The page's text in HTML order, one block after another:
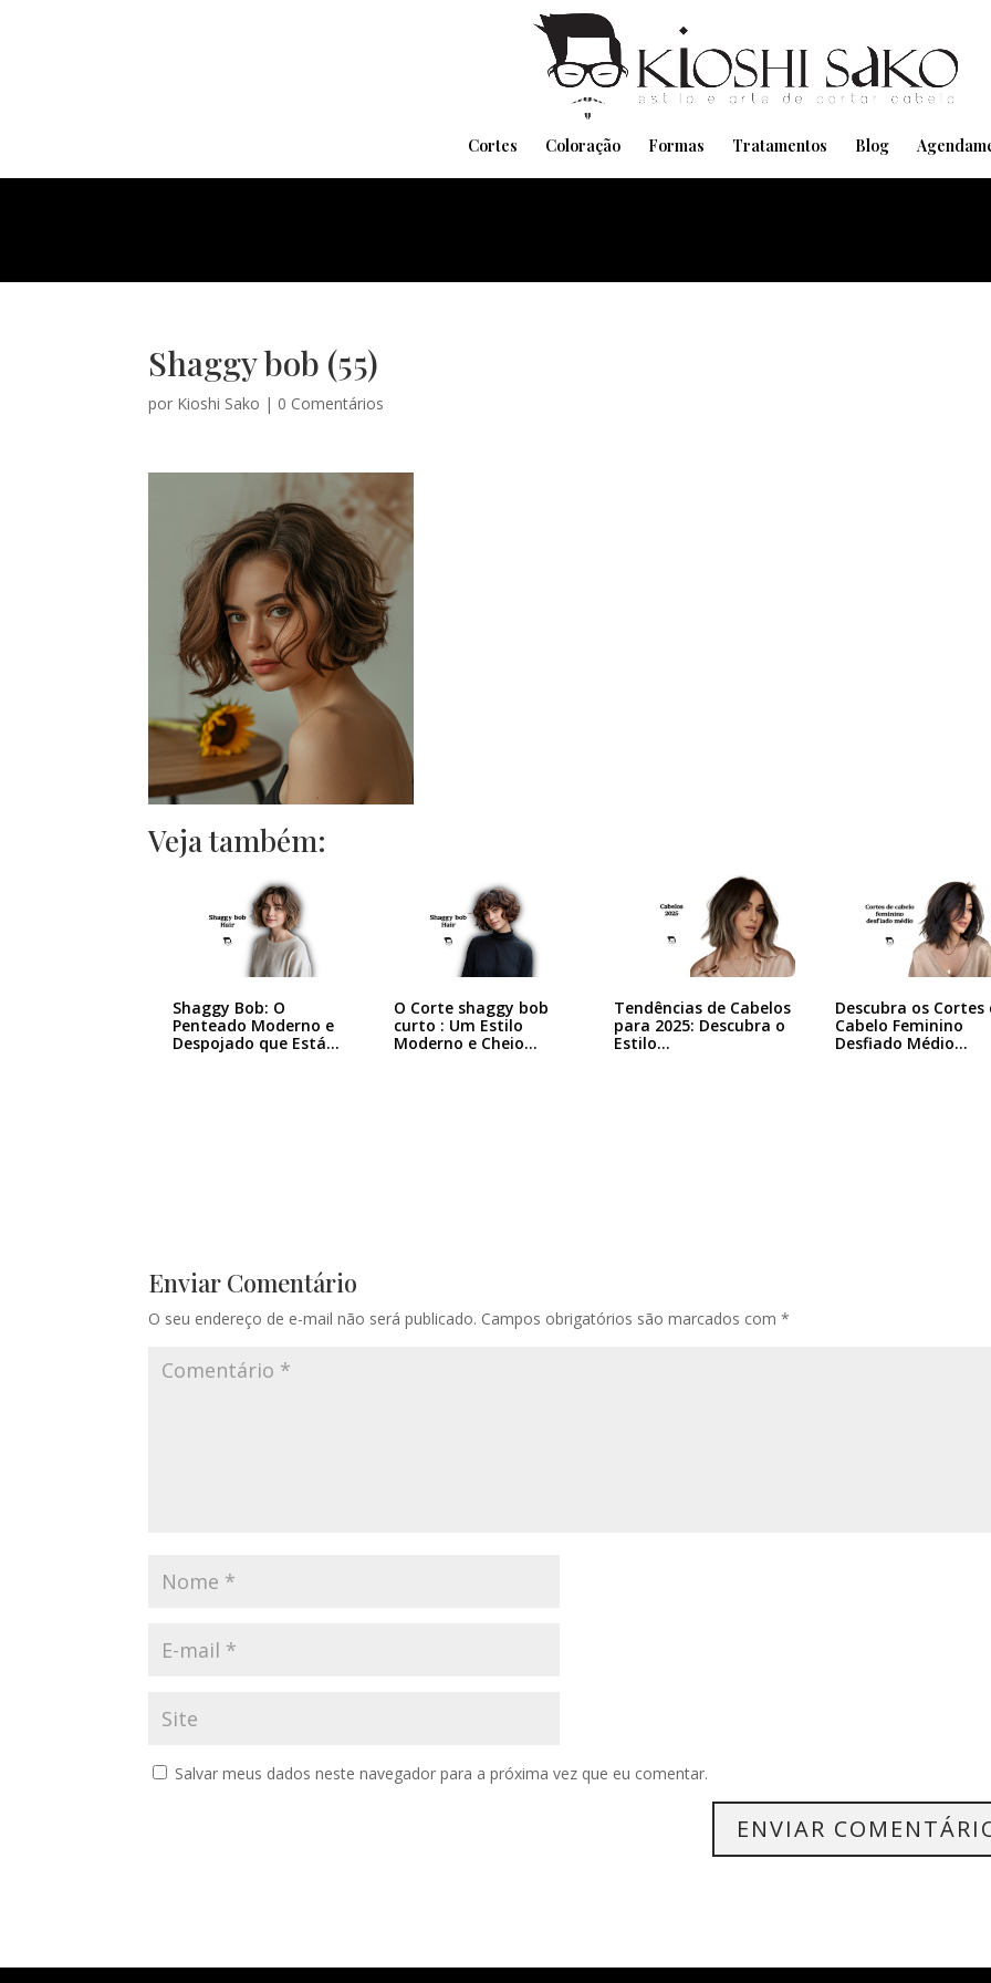
Cortes Coloração Formas Tratamentos Blog
Shaggy bob (55)
por Kioshi Sako | 0 Comentários
Veja também:
Shaggy Bob: O
Penteado Moderno e
Despojado que Está…
O Corte shaggy bob
curto : Um Estilo
Moderno e Cheio…
Tendências de Cabelos
para 2025: Descubra o
Estilo…
Descubra os Cortes
Cabelo Feminino
Desfiado Médio…
Enviar Comentário
O seu endereço de e-mail não será publicado. Campos obrigatórios são marcados com*
Salvar meus dados neste navegador para a próxima vez que eu comentar.
Pensando em transformar seu Visual??
Agende pelo Whatsapp